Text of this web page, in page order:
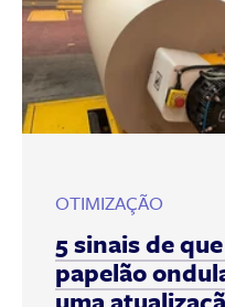
OTIMIZAÇÃO
5 sinais de
papelão